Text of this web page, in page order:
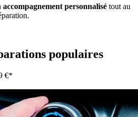
accompagnement personnalisé tout au
populaires
€*